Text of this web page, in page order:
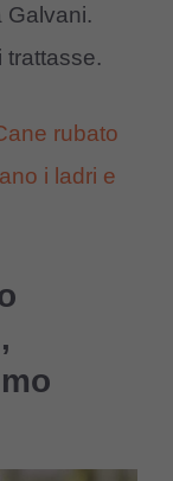
Galvani.
trattasse.
rubato
i ladri e